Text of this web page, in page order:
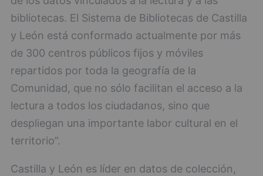
bibliotecas. El Sistema de Bibliotecas de Castilla
y León está conformado actualmente por más
de 300 centros públicos fijos y móviles
repartidos por toda la geografía de la
Comunidad, que no sólo facilitan el acceso a la
lectura a todos los ciudadanos, sino que
despliegan una importante labor cultural en el
territorio”.
Castilla y León es líder en datos de colección,